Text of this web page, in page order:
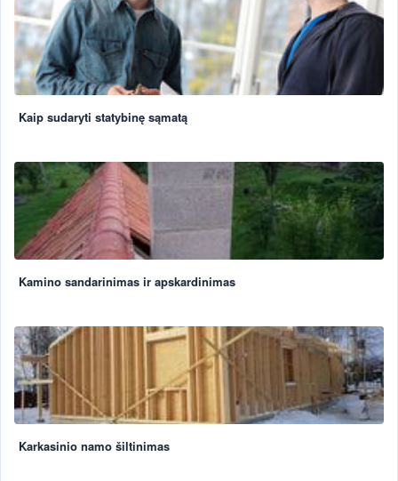
Kaip sudaryti statybinę sąmatą
Kamino sandarinimas ir apskardinimas
Karkasinio namo šiltinimas